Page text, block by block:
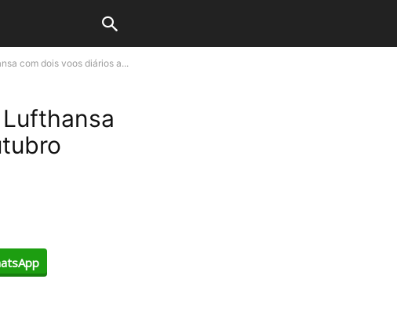
com dois voos diários a...